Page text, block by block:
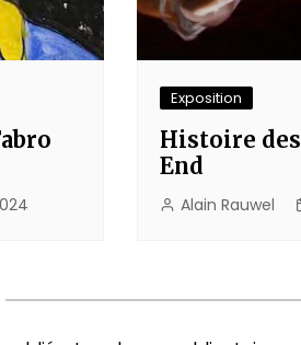
Exposition
Histoire
End
Alain Rauwel